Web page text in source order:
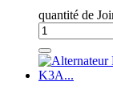
quantité de